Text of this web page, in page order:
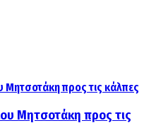
Μητσοτάκη προς τις